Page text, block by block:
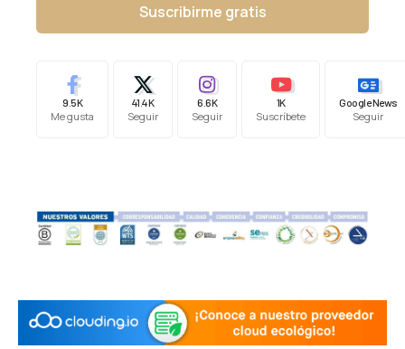
Suscribirme gratis
9.5K
Me gusta
41.4K
Seguir
6.6K
Seguir
1K
Suscríbete
Google News
Seguir